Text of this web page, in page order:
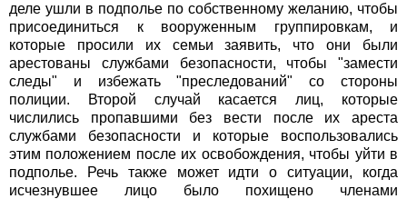
деле ушли в подполье по собственному желанию, чтобы
присоединиться к вооруженным группировкам, и
которые просили их семьи заявить, что они были
арестованы службами безопасности, чтобы "замести
следы" и избежать "преследований" со стороны
полиции. Второй случай касается лиц, которые
числились пропавшими без вести после их ареста
службами безопасности и которые воспользовались
этим положением после их освобождения, чтобы уйти в
подполье. Речь также может идти о ситуации, когда
исчезнувшее лицо было похищено членами